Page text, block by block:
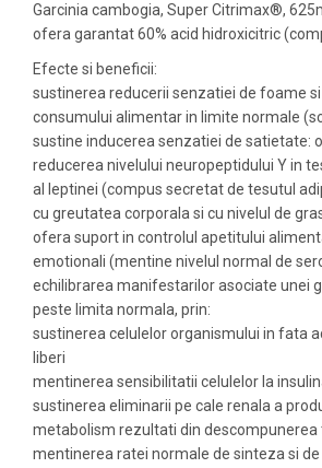
Garcinia cambogia, Super Citrimax®,
ofera garantat 60% acid hidroxicitric
Efecte si beneficii:
sustinerea reducerii senzatiei de foame
consumului alimentar in limite normale
sustine inducerea senzatiei de satietate:
reducerea nivelului neuropeptidului Y in
al leptinei (compus secretat de tesutul
cu greutatea corporala si cu nivelul de
ofera suport in controlul apetitului
emotionali (mentine nivelul normal de
echilibrarea manifestarilor asociate unei
peste limita normala, prin:
sustinerea celulelor organismului in fata
liberi
mentinerea sensibilitatii celulelor la
sustinerea eliminarii pe cale renala a
metabolism rezultati din descompunerea
mentinerea ratei normale de sinteza si